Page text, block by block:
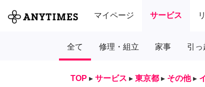
マイページ サービス
全て 修理・組立 家事 引っ
TOP ▸ サービス ▸ 東京都 ▸ その他 ▸